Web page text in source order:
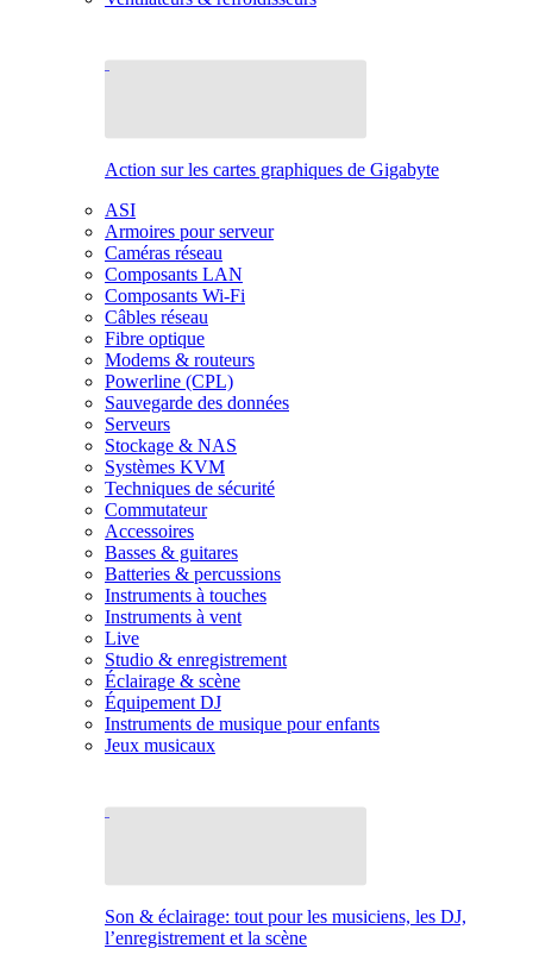
Action sur les cartes graphiques de Gigabyte
ASI
Armoires pour serveur
Caméras réseau
Composants LAN
Composants Wi-Fi
Câbles réseau
Fibre optique
Modems & routeurs
Powerline (CPL)
Sauvegarde des données
Serveurs
Stockage & NAS
Systèmes KVM
Techniques de sécurité
Commutateur
Accessoires
Basses & guitares
Batteries & percussions
Instruments à touches
Instruments à vent
Live
Studio & enregistrement
Éclairage & scène
Équipement DJ
Instruments de musique pour enfants
Jeux musicaux
Son & éclairage: tout pour les musiciens, les DJ,
l’enregistrement et la scène